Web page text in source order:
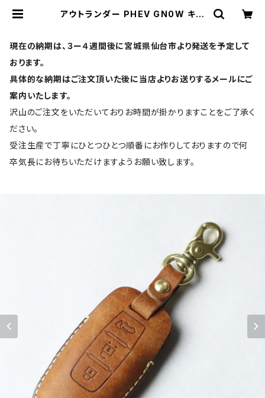
アウトランダー PHEV GN0W キー
皮 三菱 ミツビシ パーツ アクセサリー
ドレスアップ 新型 | UNO PER UNO
現在の納期は、３ー４週間後に宮城県仙台市より発送を予定して
おります。
具体的な納期はご注文頂いた後に当店よりお送りするメールにご
案内いたします。
沢山のご注文をいただいておりお時間が掛かりますことをご了承く
ださい。
受注生産で丁寧にひとつひとつ順番にお作りしておりますので何
卒気長にお待ちいただけますようお願い致します。